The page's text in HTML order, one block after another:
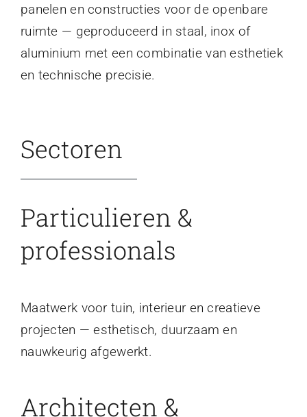
panelen en constructies voor de openbare
ruimte — geproduceerd in staal, inox of
aluminium met een combinatie van esthetiek
en technische precisie.
Sectoren
Particulieren &
professionals
Maatwerk voor tuin, interieur en creatieve
projecten — esthetisch, duurzaam en
nauwkeurig afgewerkt.
Architecten &